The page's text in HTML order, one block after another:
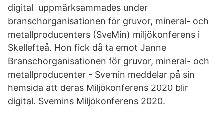
digital uppmärksammades under
branschorganisationen för gruvor, mineral- och
metallproducenters (SveMin) miljökonferens i
Skellefteå. Hon fick då ta emot Janne
Branschorganisationen för gruvor, mineral- och
metallproducenter - Svemin meddelar på sin
hemsida att deras Miljökonferens 2020 blir
digital. Svemins Miljökonferens 2020.